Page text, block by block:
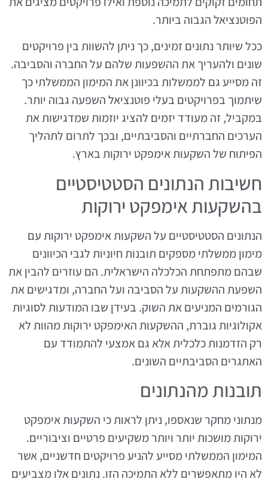
הפוטנציאל הגבוה ביותר.
ככל שיותר נתונים זמינים, כך ניתן להשוות בין פרויקטים
שונים ולהעריך את ההשפעות שלהם על החברה והסביבה.
זה מסייע גם לממשלות בכיוונן את המימון הממשלתי כך
שיתמוך בפרויקטים בעלי פוטנציאל השפעה גבוה יותר.
במקביל, זה מעודד יזמים להציג יוזמות שמדגישות את
הערכים החברתיים והסביבתיים, ובכך לתרום לתהליך
הפיתוח של השקעות אימפקט ירוקות בארץ.
חשיבות הנתונים הסטטיסטיים
בהשקעות אימפקט ירוקות
הנתונים הסטטיסטיים על השקעות אימפקט ירוקות עם
מימון ממשלתי מספקים תובנות חיוניות לגבי הכיוונים
שבהם מתפתחת הכלכלה הישראלית. הם עוזרים להבין את
השפעת ההשקעות על הסביבה ועל החברה, ומדגישים את
הגורמים המניעים את השוק. בעידן שבו המודעות לסוגיות
אקולוגיות גוברת, ההשקעות האימפקט ירוקות מהוות לא
רק הזדמנות כלכלית אלא גם אמצעי להתמודד עם
האתגרים הסביבתיים השונים.
תובנות מהנתונים
מנתוני מחקר שנאספו, ניתן לראות כי השקעות אימפקט
ירוקות מושכות יותר ויותר משקיעים פרטיים וציבוריים.
המימון הממשלתי מסייע להניע פרויקטים חדשניים, אשר
לא היו מתאפשרים ללא התמיכה הזו. נתונים אלו מצביעים